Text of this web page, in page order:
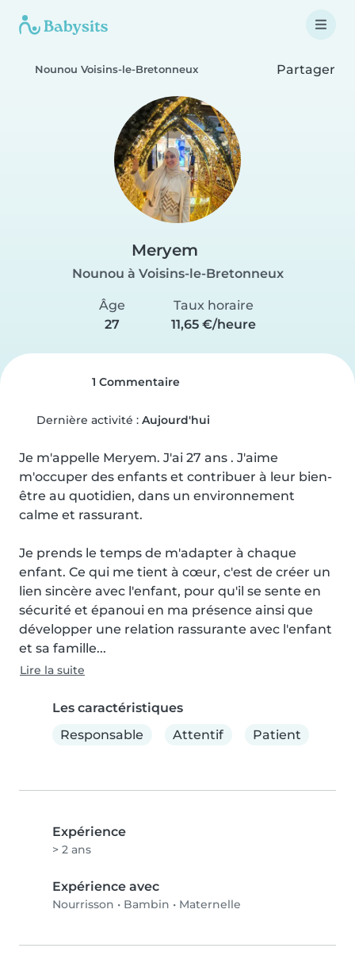
Nounou Voisins-le-Bretonneux Partager
Meryem
Nounou à Voisins-le-Bretonneux
Âge
27
Taux horaire
11,65 €/heure
1 Commentaire
Dernière activité : Aujourd'hui
Je m'appelle Meryem. J'ai 27 ans . J'aime
m'occuper des enfants et contribuer à leur bien-
être au quotidien, dans un environnement
calme et rassurant.
Je prends le temps de m'adapter à chaque
enfant. Ce qui me tient à cœur, c'est de créer un
lien sincère avec l'enfant, pour qu'il se sente en
sécurité et épanoui en ma présence ainsi que
développer une relation rassurante avec l'enfant
et sa famille...
Lire la suite
Les caractéristiques
Responsable
Attentif Patient
Expérience
> 2 ans
Expérience avec
Nourrisson • Bambin • Maternelle